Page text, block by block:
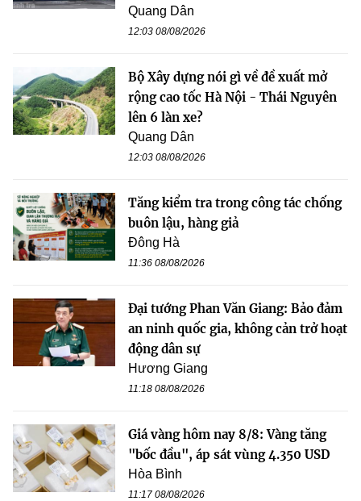
Quang Dân
12:03 08/08/2026
Bộ Xây dựng nói gì về đề xuất mở
rộng cao tốc Hà Nội - Thái Nguyên
lên 6 làn xe?
Quang Dân
12:03 08/08/2026
Tăng kiểm tra trong công tác chống
buôn lậu, hàng giả
Đông Hà
11:36 08/08/2026
Đại tướng Phan Văn Giang: Bảo đảm
an ninh quốc gia, không cản trở hoạt
động dân sự
Hương Giang
11:18 08/08/2026
Giá vàng hôm nay 8/8: Vàng tăng
"bốc đầu", áp sát vùng 4.350 USD
Hòa Bình
11:17 08/08/2026